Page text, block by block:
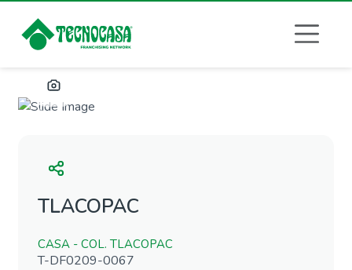
Previous
TLACOPAC
CASA - COL. TLACOPAC
T-DF0209-0067